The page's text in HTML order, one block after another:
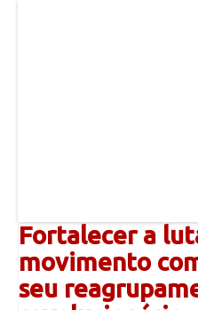
Fortalecer a
movimento
seu